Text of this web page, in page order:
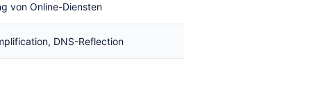
von Online-Diensten
DNS-Reflection